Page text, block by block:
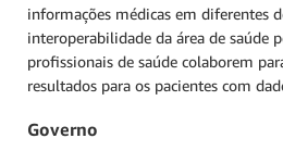
informações médicas em diferentes
interoperabilidade da área de saúde
profissionais de saúde colaborem
resultados para os pacientes com
Governo